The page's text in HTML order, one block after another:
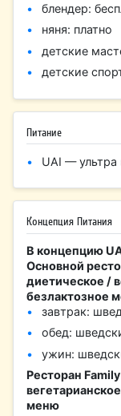
блендер:
няня: платно
детские
детские
Питание
UAI — ультра
Концепция Питания
В концепцию
Основной
диетическое /
безлактозное
завтрак:
обед:
ужин:
Ресторан
меню